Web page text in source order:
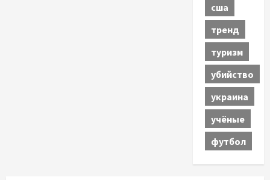
сша
тренд
туризм
убийство
украина
учёные
футбол